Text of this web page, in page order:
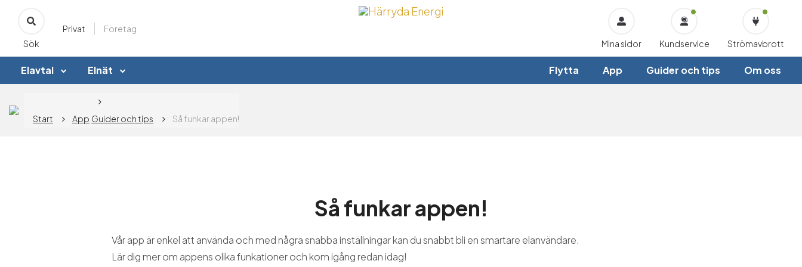
Sök
Privat
Företag
Mina sidor
Kundservice Strömavbrott
Elavtal Elnät Flytta App Guider och tips Om oss
Start App Guider och tips Så funkar appen!
Så funkar appen!
Vår app är enkel att använda och med några snabba inställningar kan du snabbt bli en smartare elanvändare.
Lär dig mer om appens olika funkationer och kom igång redan idag!